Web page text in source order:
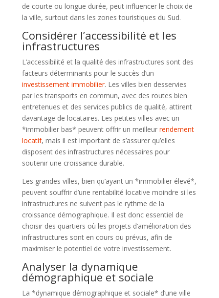
de courte ou longue durée, peut influencer le choix de
la ville, surtout dans les zones touristiques du Sud.
Considérer l’accessibilité et les
infrastructures
L’accessibilité et la qualité des infrastructures sont des
facteurs déterminants pour le succès d’un
investissement immobilier. Les villes bien desservies
par les transports en commun, avec des routes bien
entretenues et des services publics de qualité, attirent
davantage de locataires. Les petites villes avec un
*immobilier bas* peuvent offrir un meilleur rendement
locatif, mais il est important de s’assurer qu’elles
disposent des infrastructures nécessaires pour
soutenir une croissance durable.
Les grandes villes, bien qu’ayant un *immobilier élevé*,
peuvent souffrir d’une rentabilité locative moindre si les
infrastructures ne suivent pas le rythme de la
croissance démographique. Il est donc essentiel de
choisir des quartiers où les projets d’amélioration des
infrastructures sont en cours ou prévus, afin de
maximiser le potentiel de votre investissement.
Analyser la dynamique
démographique et sociale
La *dynamique démographique et sociale* d’une ville